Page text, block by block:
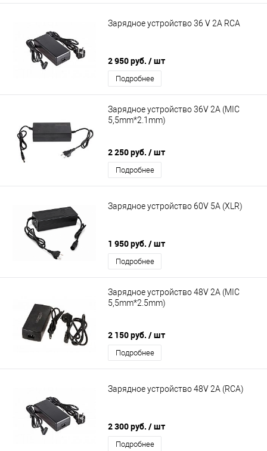
Зарядное устройство 36 V 2А RCA
2 950 руб. / шт
Подробнее
Зарядное устройство 36V 2A (MIC
5,5mm*2.1mm)
2 250 руб. / шт
Подробнее
Зарядное устройство 60V 5A (XLR)
1 950 руб. / шт
Подробнее
Зарядное устройство 48V 2A (MIC
5,5mm*2.5mm)
2 150 руб. / шт
Подробнее
Зарядное устройство 48V 2A (RСА)
2 300 руб. / шт
Подробнее